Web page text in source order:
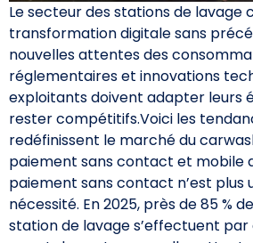
Le secteur des stations de lavage
transformation digitale sans
nouvelles attentes des
réglementaires et innovations
exploitants doivent adapter leurs
rester compétitifs.Voici les
redéfinissent le marché du
paiement sans contact et mobile
paiement sans contact n’est plus
nécessité. En 2025, près de 85 %
station de lavage s’effectuent